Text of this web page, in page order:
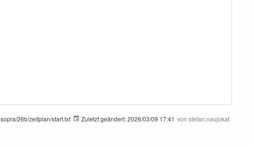
sopra/26b/zeitplan/start.txt Zuletzt geändert:2026/03/09 17:41 von stefan.naujokat